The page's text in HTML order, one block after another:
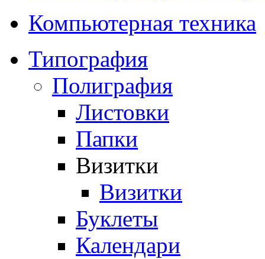
Компьютерная техника
Типография
Полиграфия
Листовки
Папки
Визитки
Визитки
Буклеты
Календари